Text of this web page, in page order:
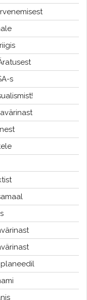
s
planeedil